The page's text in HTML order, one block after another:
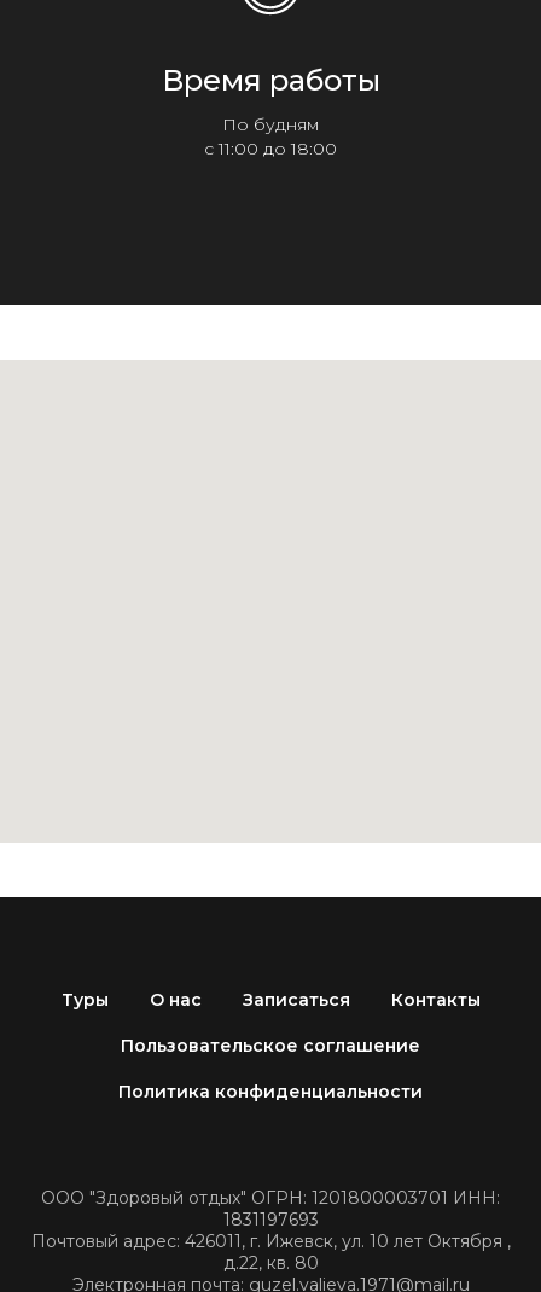
Время работы
По будням
с 11:00 до 18:00
Туры О нас Записаться Контакты
Пользовательское соглашение
Политика конфиденциальности
ООО "Здоровый отдых" ОГРН: 1201800003701 ИНН:
1831197693
Почтовый адрес: 426011, г. Ижевск, ул. 10 лет Октября ,
д.22, кв. 80
Электронная почта: guzel.valieva.1971@mail.ru